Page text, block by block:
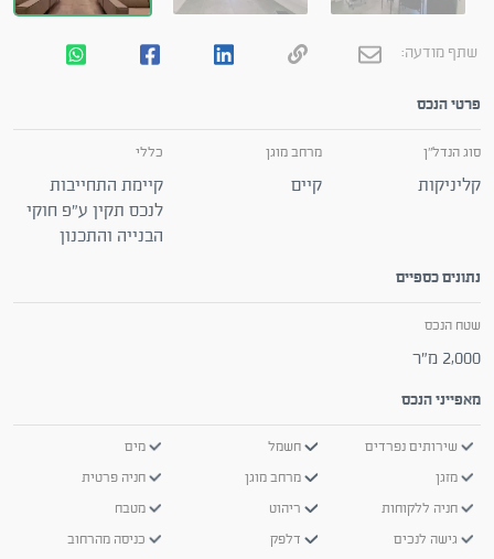
שתף מודעה:
פרטי הנכס
סוג הנדל"ן
קליניקות
מרחב מוגן
קיים
כללי
קיימת התחייבות
לנכס תקין ע"פ חוקי
הבנייה והתכנון
נתונים כספיים
שטח הנכס
2,000 מ"ר
מאפייני הנכס
שירותים נפרדים חשמל
מים
מזגן
מרחב מוגן
חניה פרטית
חניה ללקוחות
ריהוט
מטבח
גישה לנכים
דלפק
כניסה מהרחוב